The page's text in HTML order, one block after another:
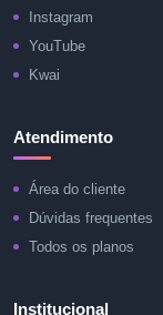
Instagram
YouTube
Kwai
Atendimento
Área do cliente
Dúvidas frequentes
Todos os planos
Institucional